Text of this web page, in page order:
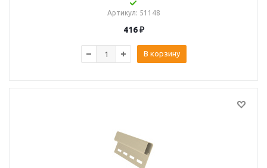
Артикул: 51148
416₽
В корзину